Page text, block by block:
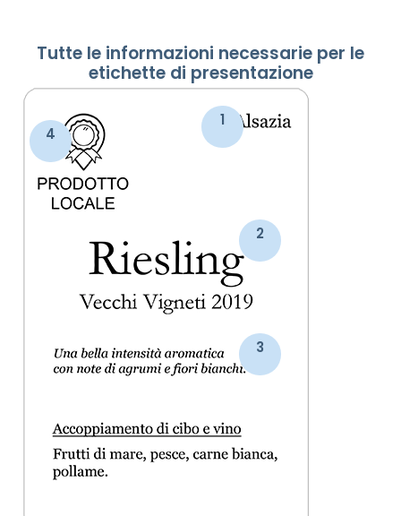
Tutte le informazioni necessarie per le
etichette di presentazione
1
2
3
4